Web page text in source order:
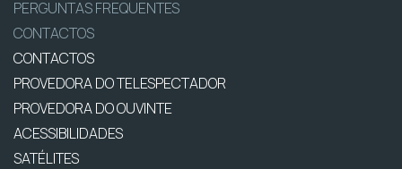
PERGUNTAS FREQUENTES
CONTACTOS
CONTACTOS
PROVEDORA DO TELESPECTADOR
PROVEDORA DO OUVINTE
ACESSIBILIDADES
SATÉLITES